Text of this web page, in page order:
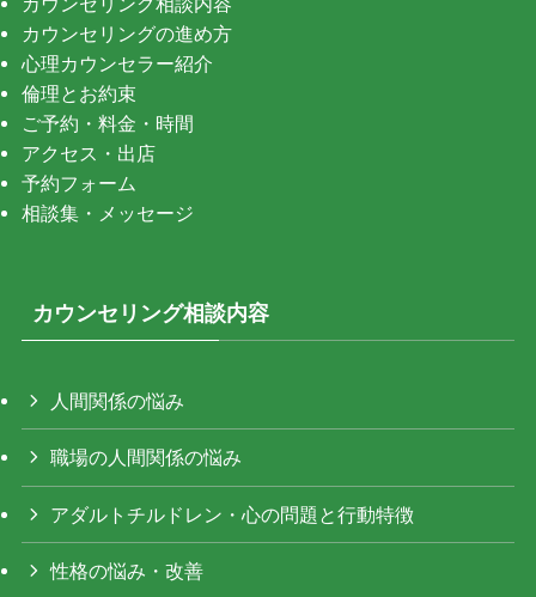
カウンセリングの進め方
心理カウンセラー紹介
倫理とお約束
ご予約・料金・時間
アクセス・出店
予約フォーム
相談集・メッセージ
カウンセリング相談内容
人間関係の悩み
職場の人間関係の悩み
アダルトチルドレン・心の問題と行動特徴
性格の悩み・改善